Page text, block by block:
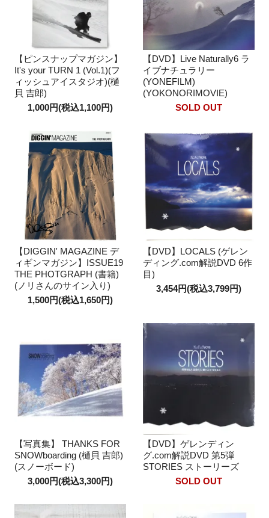
【ピンスナップマガジン】
It's your TURN 1 (Vol.1)(フ
ィッシュアイスタジオ)(樋
貝 吉郎)
1,000円(税込1,100円)
【DVD】Live Naturally6 ラ
イブナチュラリー
(YONEFILM)
(YOKONORIMOVIE)
SOLD OUT
【DIGGIN' MAGAZINE デ
ィギンマガジン】ISSUE19
THE PHOTGRAPH (書籍)
(ノリさんのサイン入り)
1,500円(税込1,650円)
【DVD】LOCALS (ゲレン
ディング.com解説DVD 6作
目)
3,454円(税込3,799円)
【写真集】 THANKS FOR
SNOWboarding (樋貝 吉郎)
(スノーボード)
3,000円(税込3,300円)
【DVD】ゲレンディン
グ.com解説DVD 第5弾
STORIES ストーリーズ
SOLD OUT